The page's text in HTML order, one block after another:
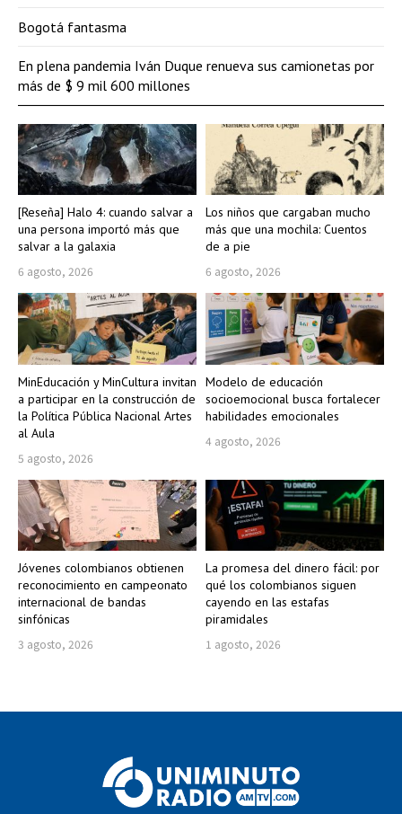
[Reseña] Halo 4: cuando salvar a
una persona importó más que
salvar a la galaxia
6 agosto, 2026
Los niños que cargaban mucho
más que una mochila: Cuentos
de a pie
6 agosto, 2026
MinEducación y MinCultura invitan
a participar en la construcción de
la Política Pública Nacional Artes
al Aula
5 agosto, 2026
Modelo de educación
socioemocional busca fortalecer
habilidades emocionales
4 agosto, 2026
Jóvenes colombianos obtienen
reconocimiento en campeonato
internacional de bandas
sinfónicas
3 agosto, 2026
La promesa del dinero fácil: por
qué los colombianos siguen
cayendo en las estafas
piramidales
1 agosto, 2026
Bogotá fantasma
En plena pandemia Iván Duque renueva sus camionetas por
más de $ 9 mil 600 millones